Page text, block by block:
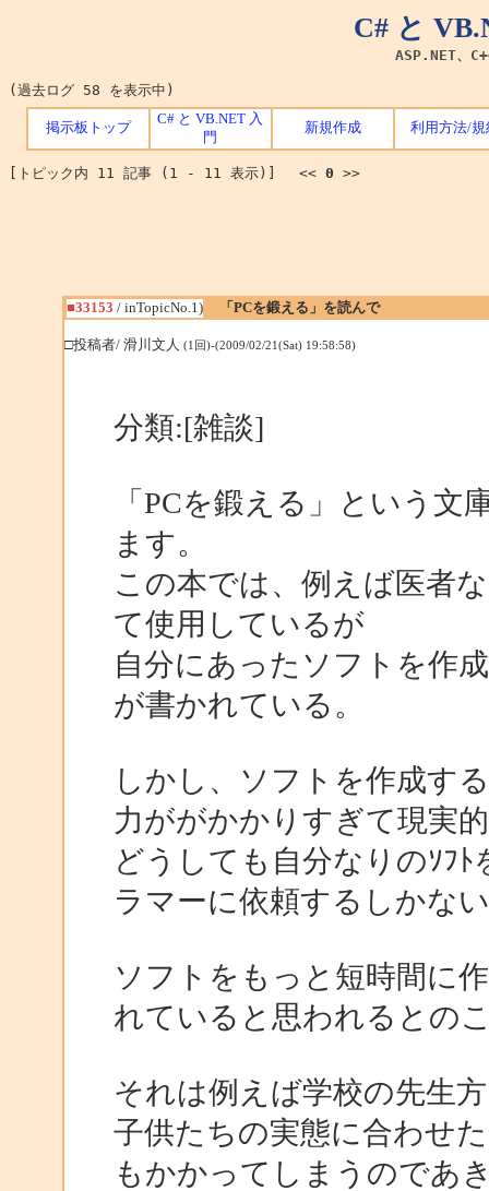
C# と
ASP.NET、
(過去ログ 58 を表示中)
掲示板トップ
C# と VB.NET 入
門
新規作成 利用方法/規
[トピック内 11 記事 (1 - 11 表示)] << 0 >>
■33153 / inTopicNo.1) 「PCを鍛える」を読んで
□投稿者/ 滑川文人 (1回)-(2009/02/21(Sat) 19:58:58)
分類:[雑談]
「PCを鍛える」という
ます。
この本では、例えば医者
て使用しているが
自分にあったソフトを作
が書かれている。
しかし、ソフトを作成す
力ががかかりすぎて現実
どうしても自分なりのｿﾌ
ラマーに依頼するしかな
ソフトをもっと短時間に
れていると思われるとの
それは例えば学校の先生
子供たちの実態に合わせ
もかかってしまうのであ